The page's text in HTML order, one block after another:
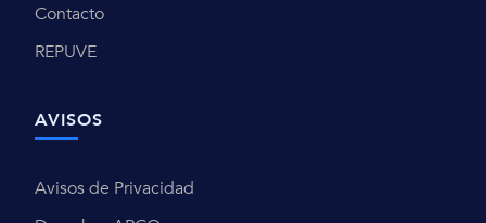
Contacto
REPUVE
AVISOS
Avisos de Privacidad